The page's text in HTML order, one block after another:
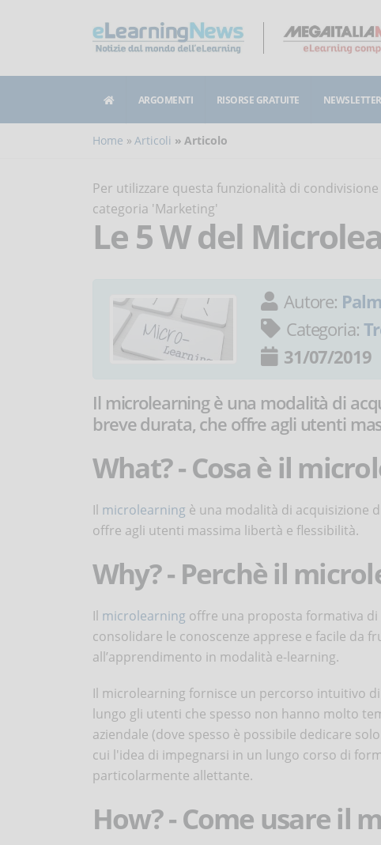
ARGOMENTI RISORSE GRATUITE NEWSLETTER
Home Articoli Articolo
Per utilizzare questa funzionalità di
categoria 'Marketing'
Le 5 W del
Autore:
Categoria:
31/07/2019
Il microlearning è una modalità di
breve durata, che offre agli utenti
What? - Cosa è il
Il microlearning è una modalità di acquisizione
offre agli utenti massima libertà e flessibilità.
Why? - Perchè il
Il microlearning offre una proposta formativa
consolidare le conoscenze apprese e facile da
all’apprendimento in modalità e-learning.
Il microlearning fornisce un percorso intuitivo
lungo gli utenti che spesso non hanno molto
aziendale (dove spesso è possibile dedicare
cui l'idea di impegnarsi in un lungo corso di
particolarmente allettante.
How? - Come usare il